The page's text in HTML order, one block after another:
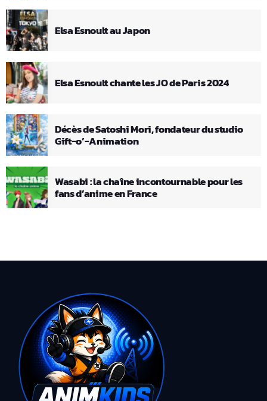
Elsa Esnoult au Japon
Elsa Esnoult chante les JO de Paris 2024
Décès de Satoshi Mori, fondateur du studio
Gift-o’-Animation
Wasabi : la chaîne incontournable pour les
fans d’anime en France